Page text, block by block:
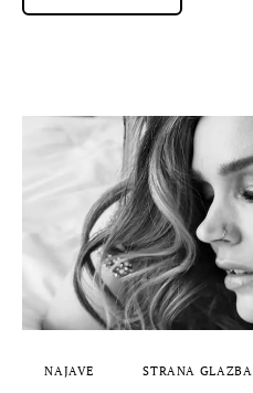
NAJAVE STRANA GLAZBA